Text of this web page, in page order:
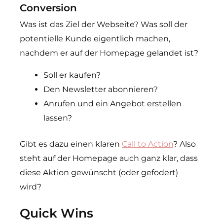
Conversion
Was ist das Ziel der Webseite? Was soll der
potentielle Kunde eigentlich machen,
nachdem er auf der Homepage gelandet ist?
Soll er kaufen?
Den Newsletter abonnieren?
Anrufen und ein Angebot erstellen
lassen?
Gibt es dazu einen klaren Call to Action? Also
steht auf der Homepage auch ganz klar, dass
diese Aktion gewünscht (oder gefodert)
wird?
Quick Wins